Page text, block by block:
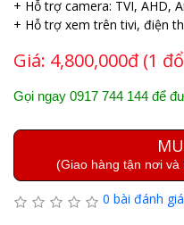
+ Hỗ trợ camera: TVI, AHD,
+ Hỗ trợ xem trên tivi, điện
Giá: 4,800,000đ (1
Gọi ngay 0917 744 144 để
(Giao hàng tận nơi
0 bài đánh giá